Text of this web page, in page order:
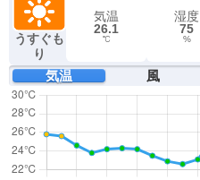
うすぐも
り
気温
26.1
℃
湿度
75
%
気温 風